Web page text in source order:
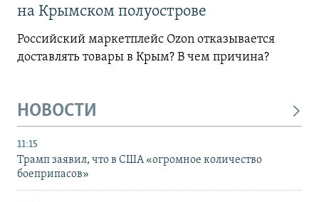
на Крымском полуострове
Российский маркетплейс Ozon отказывается
доставлять товары в Крым? В чем причина?
НОВОСТИ
11:15
Трамп заявил, что в США «огромное количество
боеприпасов»